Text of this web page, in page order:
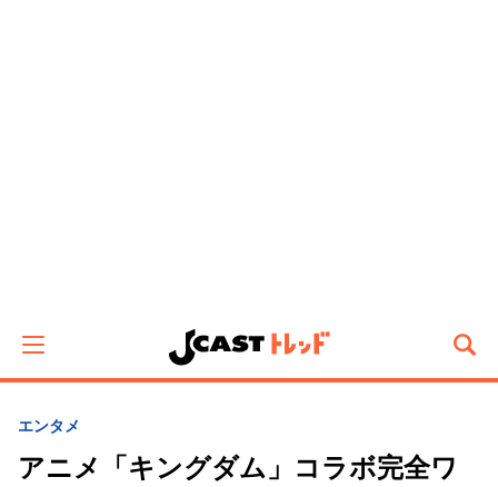
エンタメ
アニメ「キングダム」コラボ完全ワ